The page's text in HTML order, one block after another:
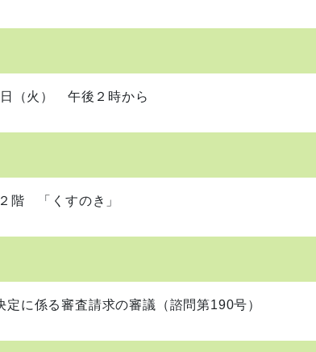
火） 午後２時から
「くすのき」
に係る審査請求の審議（諮問第190号）